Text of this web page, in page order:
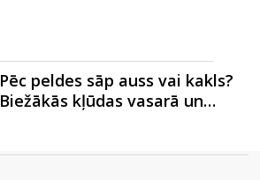
Pēc peldes sāp auss vai kakls?
Biežākās kļūdas vasarā un…